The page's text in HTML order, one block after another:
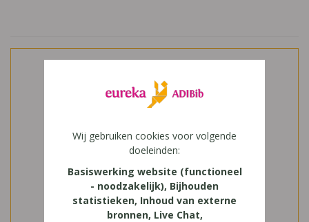
Wij gebruiken cookies voor volgende
doeleinden:
Basiswerking website (functioneel
- noodzakelijk), Bijhouden
statistieken, Inhoud van externe
bronnen, Live Chat,